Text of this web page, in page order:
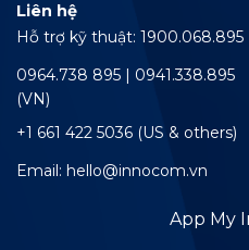
Liên hệ
Hỗ trợ kỹ thuật: 1900.068.895
0964.738 895 | 0941.338.895
(VN)
+1 661 422 5036 (US & others)
Email: hello@innocom.vn
App My